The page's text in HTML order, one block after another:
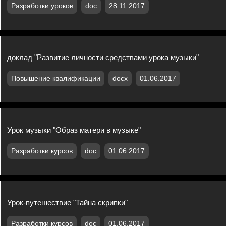
Разработки уроков doc 28.11.2017
доклад "Развитие личности средствами урока музыки"
Повышение квалификации docx 01.06.2017
Урок музыки "Образ матери в музыке"
Разработки курсов doc 01.06.2017
Урок-путешествие "Тайна скрипки"
Разработки курсов doc 01.06.2017